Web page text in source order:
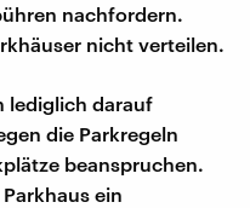
nachfordern.
nicht verteilen.
lediglich darauf
die Parkregeln
beanspruchen.
ein